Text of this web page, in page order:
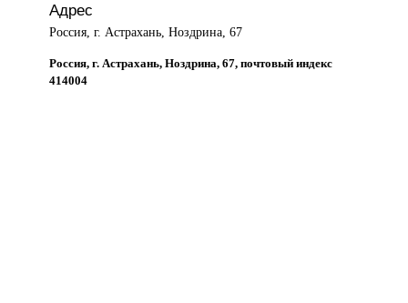
Адрес
Россия, г. Астрахань, Ноздрина, 67
Россия, г. Астрахань, Ноздрина, 67, почтовый индекс
414004